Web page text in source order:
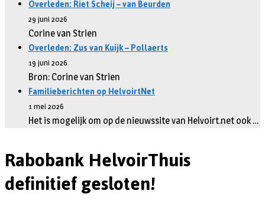
Overleden: Riet Scheij – van Beurden
29 juni 2026
Corine van Strien
Overleden: Zus van Kuijk – Pollaerts
19 juni 2026
Bron: Corine van Strien
Familieberichten op HelvoirtNet
1 mei 2026
Het is mogelijk om op de nieuwssite van Helvoirt.net ook …
Rabobank HelvoirThuis
definitief gesloten!